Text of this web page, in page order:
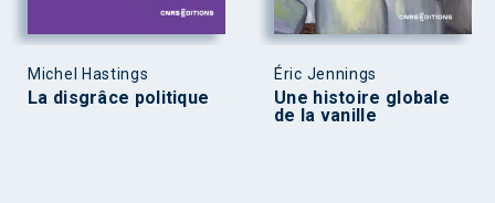
Michel Hastings
La disgrâce politique
Éric Jennings
Une histoire globale
de la vanille